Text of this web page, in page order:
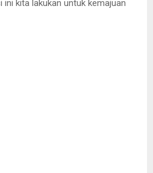
ini kita lakukan untuk kemajuan